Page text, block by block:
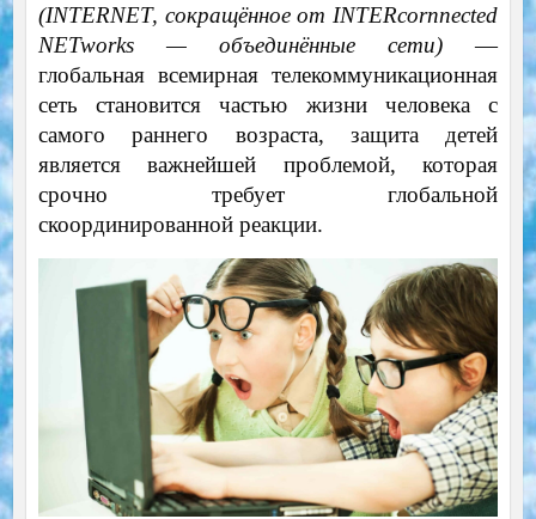
(INTERNET, сокращённое от INTERcornnected
NETworks — объединённые сети) —
глобальная всемирная телекоммуникационная
сеть становится частью жизни человека с
самого раннего возраста, защита детей
является важнейшей проблемой, которая
срочно требует глобальной
скоординированной реакции.